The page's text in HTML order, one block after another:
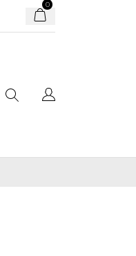
0